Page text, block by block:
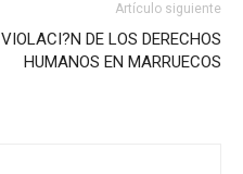
Artículo siguiente
VIOLACI?N DE LOS DERECHOS
HUMANOS EN MARRUECOS